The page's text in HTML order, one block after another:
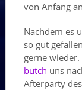
von Anfang
Nachdem es
so gut
gerne
butch uns
Afterparty